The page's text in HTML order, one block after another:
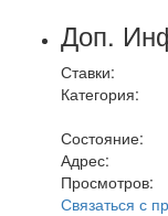
Доп.
Ставки:
Категория:
Состояние:
Адрес:
Просмотров:
Связаться с